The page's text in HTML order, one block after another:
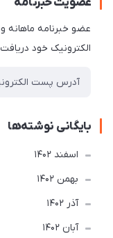
عضو خبرنامه
الکترونیک خود
بایگانی نوشته‌ها
اسفند 1402
بهمن 1402
آذر 1402
آبان 1402